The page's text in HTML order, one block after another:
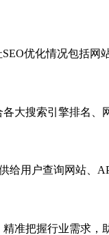
优化情况包括网
大搜索引擎排名、
给用户查询网站、
准把握行业需求，